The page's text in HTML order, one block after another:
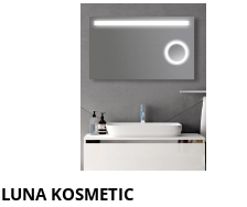
LUNA KOSMETIC